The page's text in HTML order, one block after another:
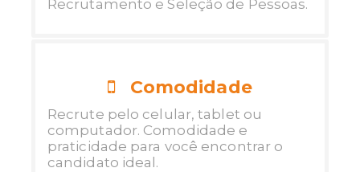
Recrutamento e Seleção de Pessoas.
Comodidade
Recrute pelo celular, tablet ou
computador. Comodidade e
praticidade para você encontrar o
candidato ideal.